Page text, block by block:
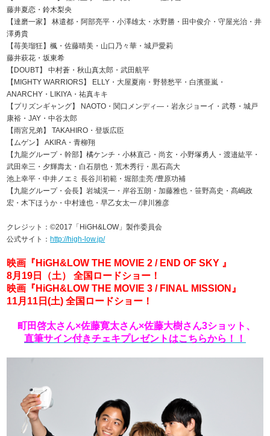
藤井夏恋・鈴木梨央
【達磨一家】 林遣都・阿部亮平・小澤雄太・水野勝・田中俊介・守屋光治・井
澤勇貴
【苺美瑠狂】楓・佐藤晴美・山口乃々華・城戸愛莉
藤井萩花・坂東希
【DOUBT】 中村蒼・秋山真太郎・武田航平
【MIGHTY WARRIORS】 ELLY・大屋夏南・野替愁平・白濱亜嵐・
ANARCHY・LIKIYA・祐真キキ
【プリズンギャング】 NAOTO・関口メンディ―・岩永ジョーイ・武尊・城戸
康裕・JAY・中谷太郎
【雨宮兄弟】 TAKAHIRO・登坂広臣
【ムゲン】 AKIRA・青柳翔
【九龍グループ・幹部】橘ケンチ・小林直己・尚玄・小野塚勇人・渡邉紘平・
武田幸三・夕輝壽太・白石朋也・荒木秀行・黒石高大
池上幸平・中井ノエミ 長谷川初範・堀部圭亮 /豊原功補
【九龍グループ・会長】岩城滉一・岸谷五朗・加藤雅也・笹野高史・髙嶋政
宏・木下ほうか・中村達也・早乙女太一 /津川雅彦
クレジット：©2017「HiGH&LOW」製作委員会
公式サイト： http://high-low.jp/
映画『HiGH&LOW THE MOVIE 2 / END OF SKY 』
8月19日（土） 全国ロードショー！
映画『HiGH&LOW THE MOVIE 3 / FINAL MISSION』
11月11日(⼟) 全国ロードショー！
町田啓太さん×佐藤寛太さん×佐藤大樹さん3ショット、
直筆サイン付きチェキプレゼントはこちらから！！